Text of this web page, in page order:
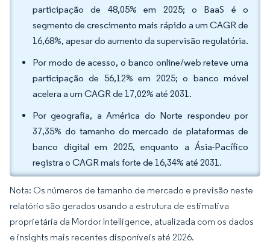
participação de 48,05% em 2025; o BaaS é o
segmento de crescimento mais rápido a um CAGR de
16,68%, apesar do aumento da supervisão regulatória.
Por modo de acesso, o banco online/web reteve uma
participação de 56,12% em 2025; o banco móvel
acelera a um CAGR de 17,02% até 2031.
Por geografia, a América do Norte respondeu por
37,35% do tamanho do mercado de plataformas de
banco digital em 2025, enquanto a Ásia-Pacífico
registra o CAGR mais forte de 16,34% até 2031.
Nota: Os números de tamanho de mercado e previsão neste
relatório são gerados usando a estrutura de estimativa
proprietária da Mordor Intelligence, atualizada com os dados
e insights mais recentes disponíveis até 2026.